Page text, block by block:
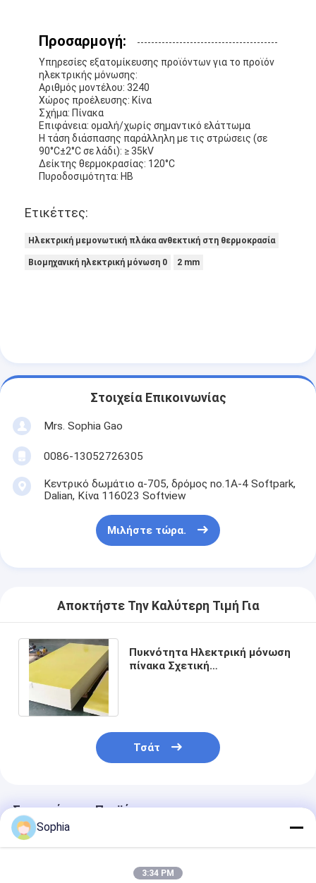
Προσαρμογή:
Υπηρεσίες εξατομίκευσης προϊόντων για το προϊόν
ηλεκτρικής μόνωσης:
Αριθμός μοντέλου: 3240
Χώρος προέλευσης: Κίνα
Σχήμα: Πίνακα
Επιφάνεια: ομαλή/χωρίς σημαντικό ελάττωμα
Η τάση διάσπασης παράλληλη με τις στρώσεις (σε
90°C±2°C σε λάδι): ≥ 35kV
Δείκτης θερμοκρασίας: 120°C
Πυροδοσιμότητα: HB
Ετικέττες:
Ηλεκτρική μεμονωτική πλάκα ανθεκτική στη θερμοκρασία
Βιομηχανική ηλεκτρική μόνωση 0 2 mm
Στοιχεία Επικοινωνίας
Mrs. Sophia Gao
0086-13052726305
Κεντρικό δωμάτιο α-705, δρόμος no.1A-4 Softpark,
Dalian, Κίνα 116023 Softview
Μιλήστε τώρα.
Αποκτήστε Την Καλύτερη Τιμή Για
Πυκνότητα Ηλεκτρική μόνωση
πίνακα Σχετική
Τσάτ
Συνιστώμενα Προϊόντα
Sophia
3:34 PM